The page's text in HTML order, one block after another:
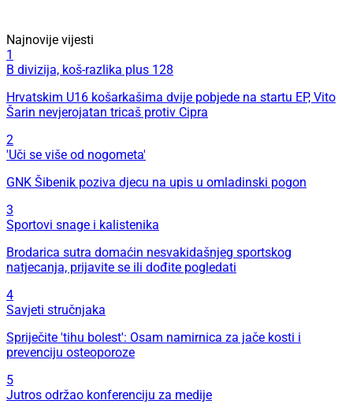
Najnovije vijesti
1
B divizija, koš-razlika plus 128
Hrvatskim U16 košarkašima dvije pobjede na startu EP, Vito
Šarin nevjerojatan tricaš protiv Cipra
2
'Uči se više od nogometa'
GNK Šibenik poziva djecu na upis u omladinski pogon
3
Sportovi snage i kalistenika
Brodarica sutra domaćin nesvakidašnjeg sportskog
natjecanja, prijavite se ili dođite pogledati
4
Savjeti stručnjaka
Spriječite 'tihu bolest': Osam namirnica za jače kosti i
prevenciju osteoporoze
5
Jutros održao konferenciju za medije